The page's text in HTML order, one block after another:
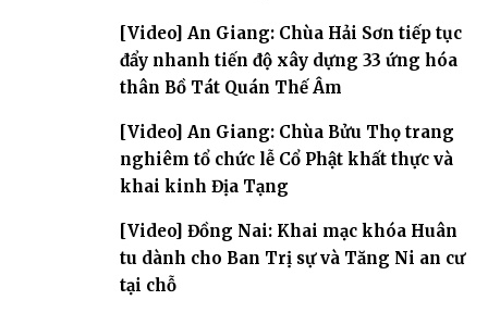
[Video] An Giang: Chùa Hải Sơn tiếp tục
đẩy nhanh tiến độ xây dựng 33 ứng hóa
thân Bồ Tát Quán Thế Âm
[Video] An Giang: Chùa Bửu Thọ trang
nghiêm tổ chức lễ Cổ Phật khất thực và
khai kinh Địa Tạng
[Video] Đồng Nai: Khai mạc khóa Huân
tu dành cho Ban Trị sự và Tăng Ni an cư
tại chỗ